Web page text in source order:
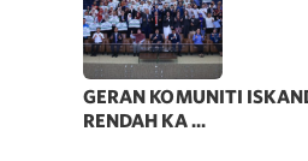
GERAN KOMUNITI
RENDAH KA ...